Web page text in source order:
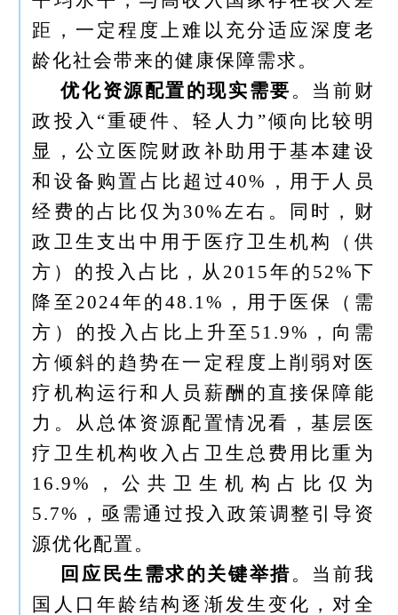
距，一定程度上难以充分适应深度老
龄化社会带来的健康保障需求。
优化资源配置的现实需要 。当前财
政投入“重硬件、轻人力”倾向比较明
显，公立医院财政补助用于基本建设
和设备购置占比超过40%，用于人员
经费的占比仅为30%左右。同时，财
政卫生支出中用于医疗卫生机构（供
方）的投入占比，从2015年的52%下
降至2024年的48.1%，用于医保（需
方）的投入占比上升至51.9%，向需
方倾斜的趋势在一定程度上削弱对医
疗机构运行和人员薪酬的直接保障能
力。从总体资源配置情况看，基层医
疗卫生机构收入占卫生总费用比重为
16.9%，公共卫生机构占比仅为
5.7%，亟需通过投入政策调整引导资
源优化配置。
回应民生需求的关键举措。当前我
国人口年龄结构逐渐发生变化，对全